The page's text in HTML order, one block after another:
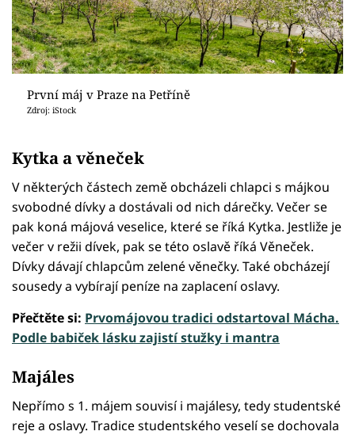
První máj v Praze na Petříně
Zdroj: iStock
Kytka a věneček
V některých částech země obcházeli chlapci s májkou
svobodné dívky a dostávali od nich dárečky. Večer se
pak koná májová veselice, které se říká Kytka. Jestliže je
večer v režii dívek, pak se této oslavě říká Věneček.
Dívky dávají chlapcům zelené věnečky. Také obcházejí
sousedy a vybírají peníze na zaplacení oslavy.
Přečtěte si: Prvomájovou tradici odstartoval Mácha.
Podle babiček lásku zajistí stužky i mantra
Majáles
Nepřímo s 1. májem souvisí i majálesy, tedy studentské
reje a oslavy. Tradice studentského veselí se dochovala